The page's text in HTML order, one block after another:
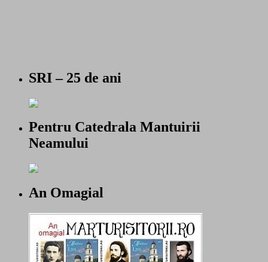
SRI – 25 de ani
Pentru Catedrala Mantuirii
Neamului
An Omagial